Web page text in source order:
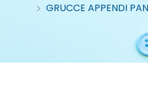
GRUCCE APPENDI